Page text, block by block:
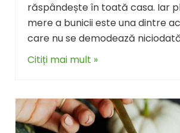
răspândește în toată casa. Iar
mere a bunicii este una dintre
care nu se demodează
Citiți mai mult »